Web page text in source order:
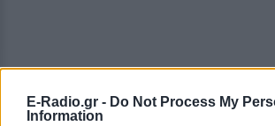
E-Radio.gr - Do Not Process My
Information